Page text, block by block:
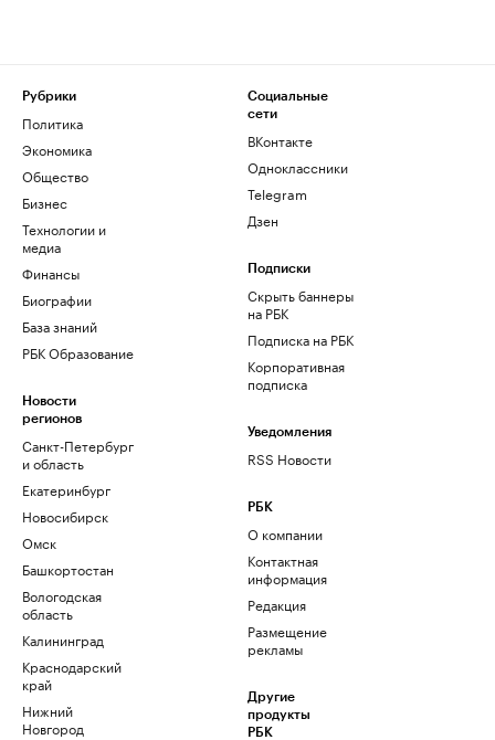
Рубрики
Политика
Экономика
Общество
Бизнес
Технологии и
медиа
Финансы
Биографии
База знаний
РБК Образование
Новости
регионов
Санкт-Петербург
и область
Екатеринбург
Новосибирск
Омск
Башкортостан
Вологодская
область
Калининград
Краснодарский
край
Нижний
Новгород
Социальные
сети
ВКонтакте
Одноклассники
Telegram
Дзен
Подписки
Скрыть баннеры
на РБК
Подписка на РБК
Корпоративная
подписка
Уведомления
RSS Новости
РБК
О компании
Контактная
информация
Редакция
Размещение
рекламы
Другие
продукты
РБК